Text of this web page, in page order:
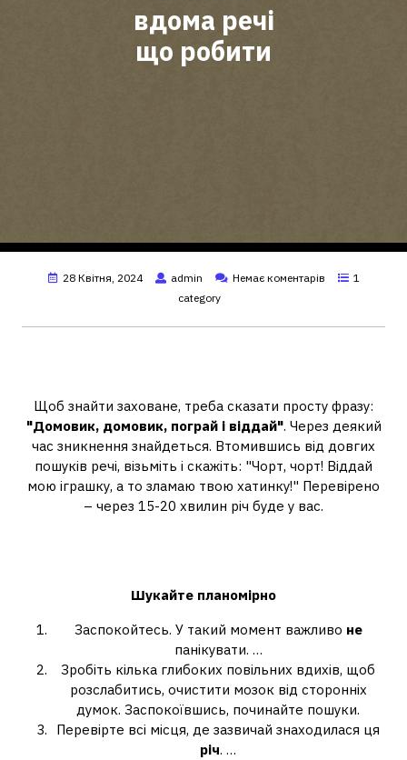
вдома речі
що робити
28 Квітня, 2024 admin Немає коментарів
1
category
Щоб знайти заховане, треба сказати просту фразу:
"Домовик, домовик, пограй і віддай". Через деякий
час зникнення знайдеться. Втомившись від довгих
пошуків речі, візьміть і скажіть: "Чорт, чорт! Віддай
мою іграшку, а то зламаю твою хатинку!" Перевірено
– через 15-20 хвилин річ буде у вас.
Шукайте планомірно
Заспокойтесь. У такий момент важливо не
панікувати. …
Зробіть кілька глибоких повільних вдихів, щоб
розслабитись, очистити мозок від сторонніх
думок. Заспокоївшись, починайте пошуки.
Перевірте всі місця, де зазвичай знаходилася ця
річ. …